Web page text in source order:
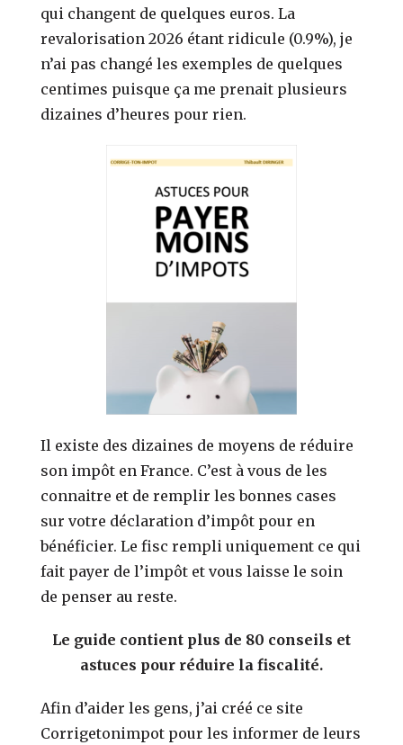
qui changent de quelques euros. La
revalorisation 2026 étant ridicule (0.9%), je
n’ai pas changé les exemples de quelques
centimes puisque ça me prenait plusieurs
dizaines d’heures pour rien.
Il existe des dizaines de moyens de réduire
son impôt en France. C’est à vous de les
connaitre et de remplir les bonnes cases
sur votre déclaration d’impôt pour en
bénéficier. Le fisc rempli uniquement ce qui
fait payer de l’impôt et vous laisse le soin
de penser au reste.
Le guide contient plus de 80 conseils et
astuces pour réduire la fiscalité.
Afin d’aider les gens, j’ai créé ce site
Corrigetonimpot pour les informer de leurs